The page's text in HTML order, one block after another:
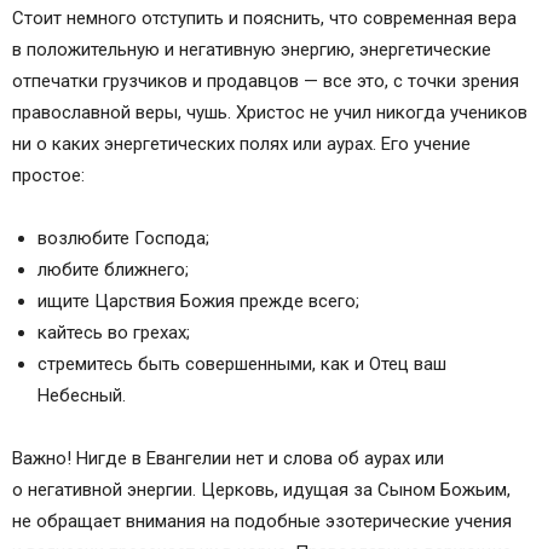
Стоит немного отступить и пояснить, что современная вера
в положительную и негативную энергию, энергетические
отпечатки грузчиков и продавцов — все это, с точки зрения
православной веры, чушь. Христос не учил никогда учеников
ни о каких энергетических полях или аурах. Его учение
простое:
возлюбите Господа;
любите ближнего;
ищите Царствия Божия прежде всего;
кайтесь во грехах;
стремитесь быть совершенными, как и Отец ваш
Небесный.
Важно! Нигде в Евангелии нет и слова об аурах или
о негативной энергии. Церковь, идущая за Сыном Божьим,
не обращает внимания на подобные эзотерические учения